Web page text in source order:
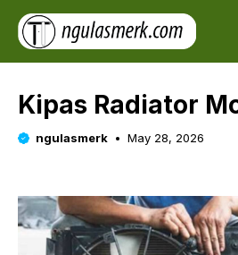
Skip
content
Kipas Radiator
ngulasmerk May 28, 2026